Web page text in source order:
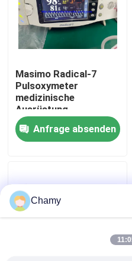
Über uns
Werksbesichtigung
Qualitätskontrolle
Kontakt mit uns
Teile für
Masimo Radical-7
Pulsoxymeter
medizinische
Ausrüstung
Anfrage absenden
Chamy